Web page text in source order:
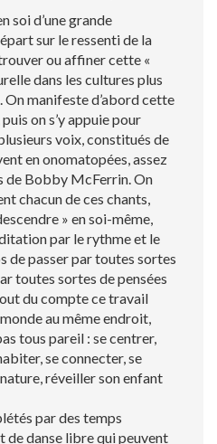
soi d’une grande
sur le ressenti de la
ou affiner cette «
dans les cultures plus
On manifeste d’abord cette
on s’y appuie pour
voix, constitués de
en onomatopées, assez
de Bobby McFerrin. On
chacun de ces chants,
» en soi-même,
par le rythme et le
de passer par toutes sortes
toutes sortes de pensées
du compte ce travail
au même endroit,
tous pareil : se centrer,
se connecter, se
réveiller son enfant
par des temps
de danse libre qui peuvent